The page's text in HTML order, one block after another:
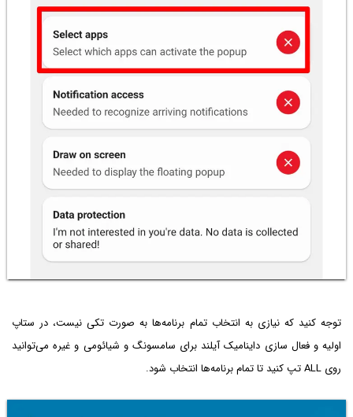
توجه کنید که نیازی به انتخاب تمام برنامه‌ها به صورت تکی نیست، در ستاپ
اولیه و فعال سازی داینامیک آیلند برای سامسونگ و شیائومی و غیره می‌توانید
روی ALL تپ کنید تا تمام برنامه‌ها انتخاب شود.